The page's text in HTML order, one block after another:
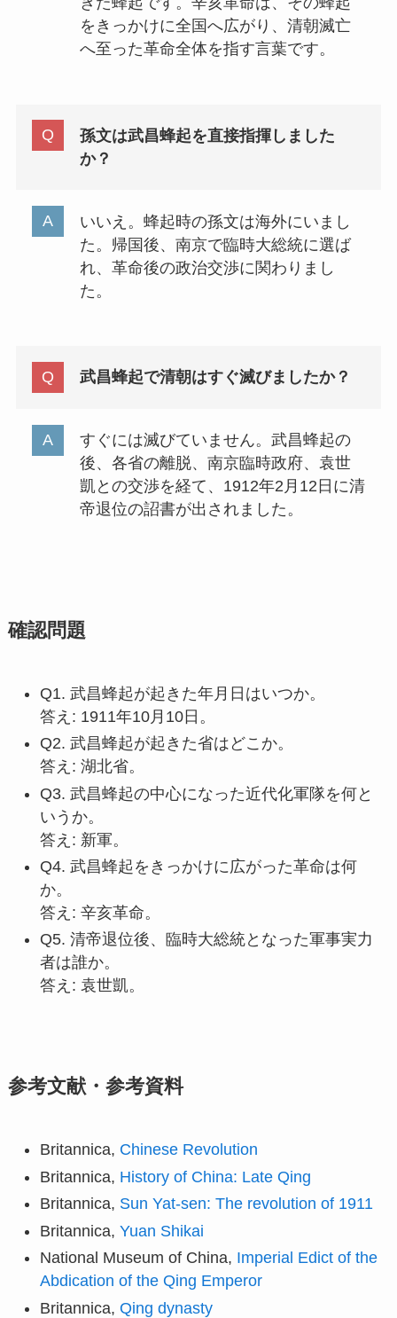
をきっかけに全国へ広がり、清朝滅亡
へ至った革命全体を指す言葉です。
孫文は武昌蜂起を直接指揮しました
か？
いいえ。蜂起時の孫文は海外にいまし
た。帰国後、南京で臨時大総統に選ば
れ、革命後の政治交渉に関わりまし
た。
武昌蜂起で清朝はすぐ滅びましたか？
すぐには滅びていません。武昌蜂起の
後、各省の離脱、南京臨時政府、袁世
凱との交渉を経て、1912年2月12日に清
帝退位の詔書が出されました。
確認問題
Q1. 武昌蜂起が起きた年月日はいつか。
答え: 1911年10月10日。
Q2. 武昌蜂起が起きた省はどこか。
答え: 湖北省。
Q3. 武昌蜂起の中心になった近代化軍隊を何と
いうか。
答え: 新軍。
Q4. 武昌蜂起をきっかけに広がった革命は何
か。
答え: 辛亥革命。
Q5. 清帝退位後、臨時大総統となった軍事実力
者は誰か。
答え: 袁世凱。
参考文献・参考資料
Britannica, Chinese Revolution
Britannica, History of China: Late Qing
Britannica, Sun Yat-sen: The revolution of 1911
Britannica, Yuan Shikai
National Museum of China, Imperial Edict of the
Abdication of the Qing Emperor
Britannica, Qing dynasty